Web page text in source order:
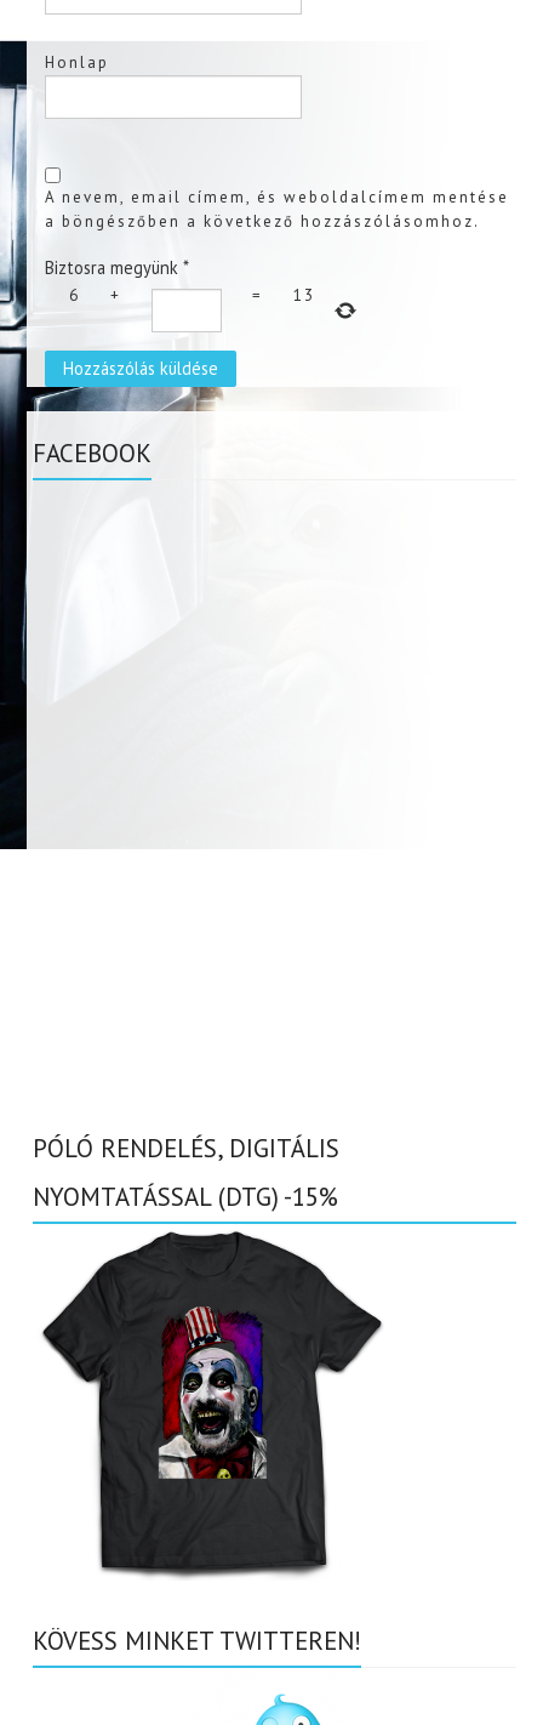
Honlap
A nevem, email címem, és weboldalcímem mentése
a böngészőben a következő hozzászólásomhoz.
Biztosra megyünk *
6 + = 13
FACEBOOK
PÓLÓ RENDELÉS, DIGITÁLIS
NYOMTATÁSSAL (DTG) -15%
KÖVESS MINKET TWITTEREN!